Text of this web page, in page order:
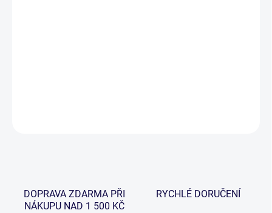
DOPRAVA ZDARMA PŘI
NÁKUPU NAD 1 500 KČ
RYCHLÉ DORUČENÍ